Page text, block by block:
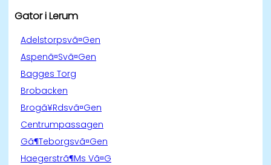
Gator i Lerum
Adelstorpsvã¤Gen
Aspenã¤Svã¤Gen
Bagges Torg
Brobacken
Brogã¥Rdsvã¤Gen
Centrumpassagen
Gã¶Teborgsvã¤Gen
Haegerstrã¶Ms Vã¤G